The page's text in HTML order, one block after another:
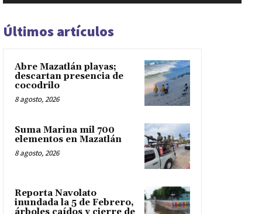
Últimos artículos
Abre Mazatlán playas;
descartan presencia de
cocodrilo
8 agosto, 2026
Suma Marina mil 700
elementos en Mazatlán
8 agosto, 2026
Reporta Navolato
inundada la 5 de Febrero,